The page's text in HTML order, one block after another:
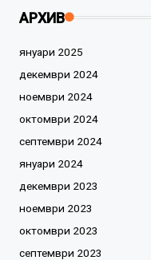
АРХИВ
януари 2025
декември 2024
ноември 2024
октомври 2024
септември 2024
януари 2024
декември 2023
ноември 2023
октомври 2023
септември 2023